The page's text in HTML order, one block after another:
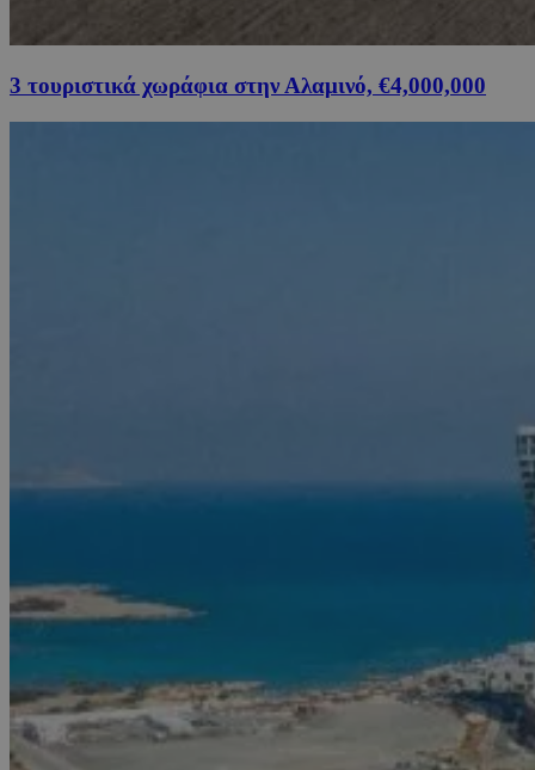
3 τουριστικά χωράφια στην Αλαμινό, €4,000,000